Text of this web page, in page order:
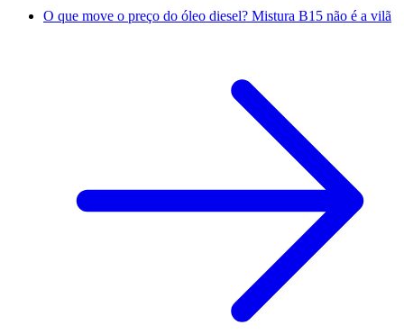
O que move o preço do óleo diesel? Mistura B15 não é a vilã